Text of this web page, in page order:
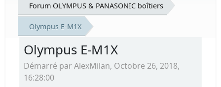
Forum OLYMPUS & PANASONIC boîtiers
Olympus E-M1X
Olympus E-M1X
Démarré par AlexMilan, Octobre 26, 2018,
16:28:00